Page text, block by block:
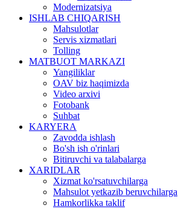
Modernizatsiya
ISHLAB CHIQARISH
Mahsulotlar
Servis xizmatlari
Tolling
MATBUOT MARKAZI
Yangiliklar
OAV biz haqimizda
Video arxivi
Fotobank
Suhbat
KARYERA
Zavodda ishlash
Bo'sh ish o'rinlari
Bitiruvchi va talabalarga
XARIDLAR
Xizmat ko'rsatuvchilarga
Mahsulot yetkazib beruvchilarga
Hamkorlikka taklif